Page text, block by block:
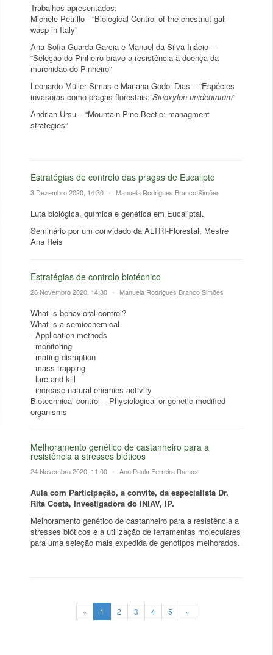
Trabalhos apresentados:
Michele Petrillo - “Biological Control of the chestnut gall
wasp in Italy”
Ana Sofia Guarda Garcia e Manuel da Silva Inácio –
“Seleção do Pinheiro bravo a resistência à doença da
murchidao do Pinheiro”
Leonardo Müller Simas e Mariana Godoi Dias – “Espécies
invasoras como pragas florestais: Sinoxylon unidentatum”
Andrian Ursu – “Mountain Pine Beetle: managment
strategies”
Estratégias de controlo das pragas de Eucalipto
3 Dezembro 2020, 14:30 • Manuela Rodrigues Branco Simões
Luta biológica, química e genética em Eucaliptal.
Seminário por um convidado da ALTRI-Florestal, Mestre
Ana Reis
Estratégias de controlo biotécnico
26 Novembro 2020, 14:30 • Manuela Rodrigues Branco Simões
What is behavioral control?
What is a semiochemical
- Application methods
monitoring
mating disruption
mass trapping
lure and kill
increase natural enemies activity
Biotechnical control – Physiological or genetic modified
organisms
Melhoramento genético de castanheiro para a
resistência a stresses bióticos
24 Novembro 2020, 11:00 • Ana Paula Ferreira Ramos
Aula com Participação, a convite, da especialista Dr.
Rita Costa, Investigadora do INIAV, IP.
Melhoramento genético de castanheiro para a resistência a
stresses bióticos e a utilização de ferramentas moleculares
para uma seleção mais expedida de genótipos melhorados.
« 1 2 3 4 5 »